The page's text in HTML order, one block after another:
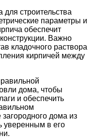
для строительства
параметры и
обеспечит
Важно
кладочного раствора
кирпичей между
дома, чтобы
и обеспечить
загородного дома из
уверенным в его